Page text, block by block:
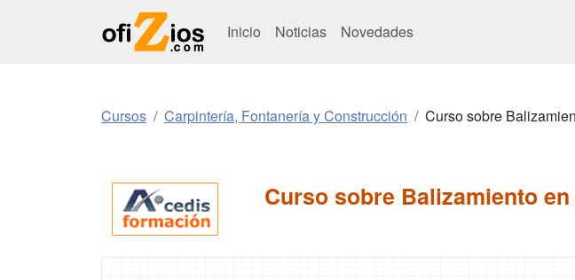
Inicio Noticias Novedades
Cursos Carpintería, Fontanería y Construcción Curso sobre
Curso sobre Balizamiento